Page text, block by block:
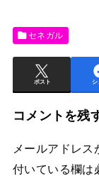
セネガル
ポスト シ
コメントを残
メールアドレス
付いている欄は